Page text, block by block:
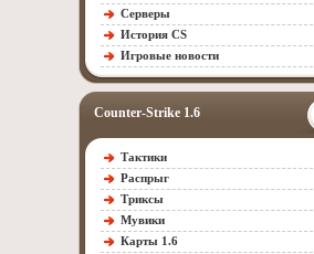
Серверы
История CS
Игровые новости
Counter-Strike 1.6
Тактики
Распрыг
Триксы
Мувики
Карты 1.6